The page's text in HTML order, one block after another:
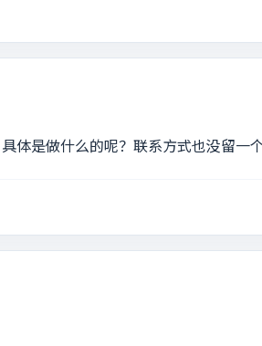
体是做什么的呢？联系方式也没留一